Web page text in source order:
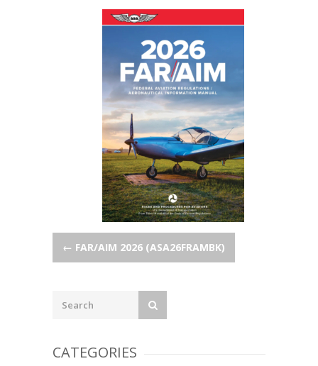
Post
navigation
← FAR/AIM 2026 (ASA26FRAMBK)
CATEGORIES